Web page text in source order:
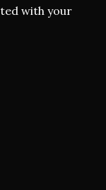
with your